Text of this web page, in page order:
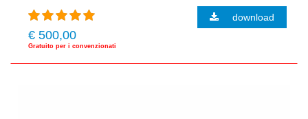
€ 500,00
Gratuito per i convenzionati
download